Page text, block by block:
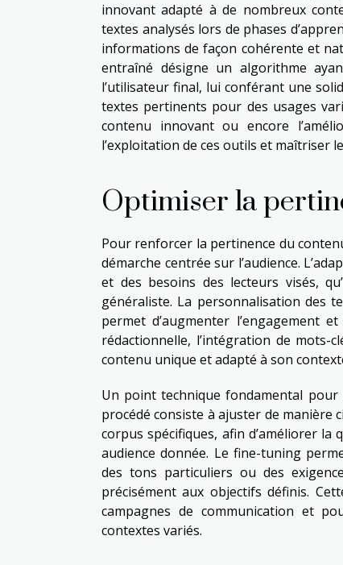
innovant adapté à de nombreux
textes analysés lors de phases
informations de façon cohérente et
entraîné désigne un algorithme
l’utilisateur final, lui conférant une
textes pertinents pour des usages
contenu innovant ou encore
l’exploitation de ces outils et maîtriser
Optimiser la
Pour renforcer la pertinence du
démarche centrée sur l’audience.
et des besoins des lecteurs visés,
généraliste. La personnalisation des
permet d’augmenter l’engagement
rédactionnelle, l’intégration de mots-
contenu unique et adapté à son
Un point technique fondamental
procédé consiste à ajuster de manière
corpus spécifiques, afin d’améliorer
audience donnée. Le fine-tuning
des tons particuliers ou des
précisément aux objectifs définis.
campagnes de communication et
contextes variés.